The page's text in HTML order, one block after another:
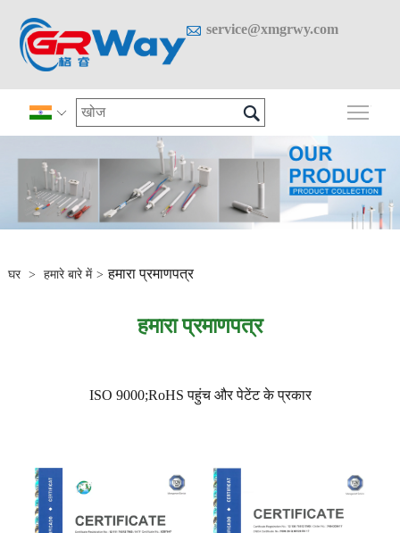
 service@xmgrwy.com
  मुख्य
घर > हमारे बारे में > हमारा प्रमाणपत्र
हमारा प्रमाणपत्र
ISO 9000;RoHS पहुंच और पेटेंट के प्रकार